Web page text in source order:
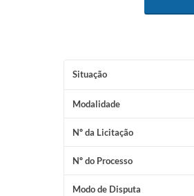
Situação
Modalidade
Nº da Licitação
Nº do Processo
Modo de Disputa